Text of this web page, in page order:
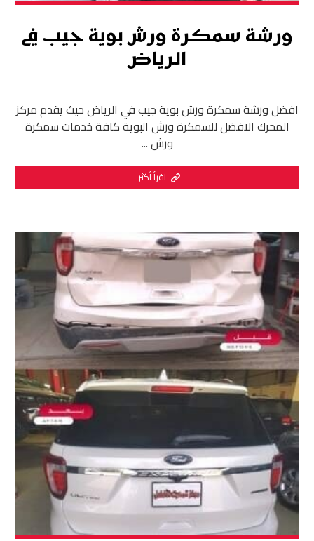
ورشة سمكرة ورش بوية جيب في
الرياض
افضل ورشة سمكرة ورش بوية جيب في الرياض حيث يقدم مركز
المحرك الافضل للسمكرة ورش البوية كافة خدمات سمكرة
ورش ...
اقرأ أكثر